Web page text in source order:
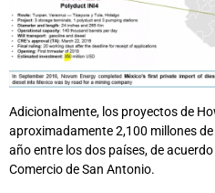
Adicionalmente, los proyectos de
aproximadamente 2,100 millones
año entre los dos países, de
Comercio de San Antonio.